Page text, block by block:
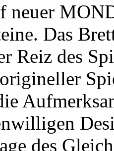
neuer
Das
Reiz des
des